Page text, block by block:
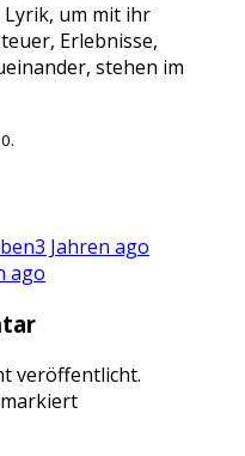
Lyrik, um mit ihr
Erlebnisse,
stehen im
3 Jahren ago
ago
veröffentlicht.
markiert